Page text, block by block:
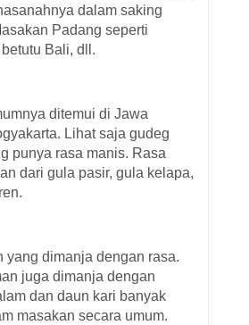
dalam saking
Padang seperti
Bali, dll.
ditemui di Jawa
Lihat saja gudeg
punya rasa manis. Rasa
dari gula pasir, gula kelapa,
yang dimanja dengan rasa.
juga dimanja dengan
dan daun kari banyak
masakan secara umum.